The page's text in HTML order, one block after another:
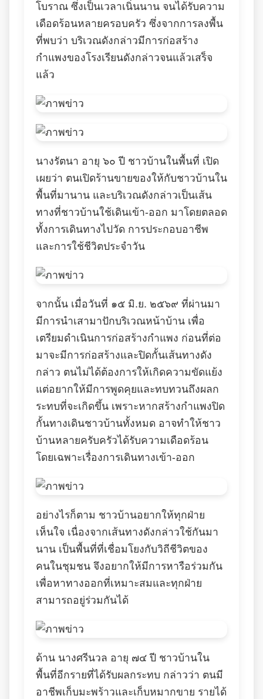
โบราณ ซึ่งเป็นเวลาเนิ่นนาน จนได้รับความ
เดือดร้อนหลายครอบครัว ซึ่งจากการลงพื้น
ที่พบว่า บริเวณดังกล่าวมีการก่อสร้าง
กำแพงของโรงเรียนดังกล่าวจนแล้วเสร็จ
แล้ว
นางรัตนา อายุ ๖๐ ปี ชาวบ้านในพื้นที่ เปิด
เผยว่า ตนเปิดร้านขายของให้กับชาวบ้านใน
พื้นที่มานาน และบริเวณดังกล่าวเป็นเส้น
ทางที่ชาวบ้านใช้เดินเข้า-ออก มาโดยตลอด
ทั้งการเดินทางไปวัด การประกอบอาชีพ
และการใช้ชีวิตประจำวัน
จากนั้น เมื่อวันที่ ๑๕ มิ.ย. ๒๕๖๙ ที่ผ่านมา
มีการนำเสามาปักบริเวณหน้าบ้าน เพื่อ
เตรียมดำเนินการก่อสร้างกำแพง ก่อนที่ต่อ
มาจะมีการก่อสร้างและปิดกั้นเส้นทางดัง
กล่าว ตนไม่ได้ต้องการให้เกิดความขัดแย้ง
แต่อยากให้มีการพูดคุยและทบทวนถึงผลก
ระทบที่จะเกิดขึ้น เพราะหากสร้างกำแพงปิด
กั้นทางเดินชาวบ้านทั้งหมด อาจทำให้ชาว
บ้านหลายครับครัวได้รับความเดือดร้อน
โดยเฉพาะเรื่องการเดินทางเข้า-ออก
อย่างไรก็ตาม ชาวบ้านอยากให้ทุกฝ่าย
เห็นใจ เนื่องจากเส้นทางดังกล่าวใช้กันมา
นาน เป็นพื้นที่ที่เชื่อมโยงกับวิถีชีวิตของ
คนในชุมชน จึงอยากให้มีการหารือร่วมกัน
เพื่อหาทางออกที่เหมาะสมและทุกฝ่าย
สามารถอยู่ร่วมกันได้
ด้าน นางศรีนวล อายุ ๗๔ ปี ชาวบ้านใน
พื้นที่อีกรายที่ได้รับผลกระทบ กล่าวว่า ตนมี
อาชีพเก็บมะพร้าวและเก็บหมากขาย รายได้